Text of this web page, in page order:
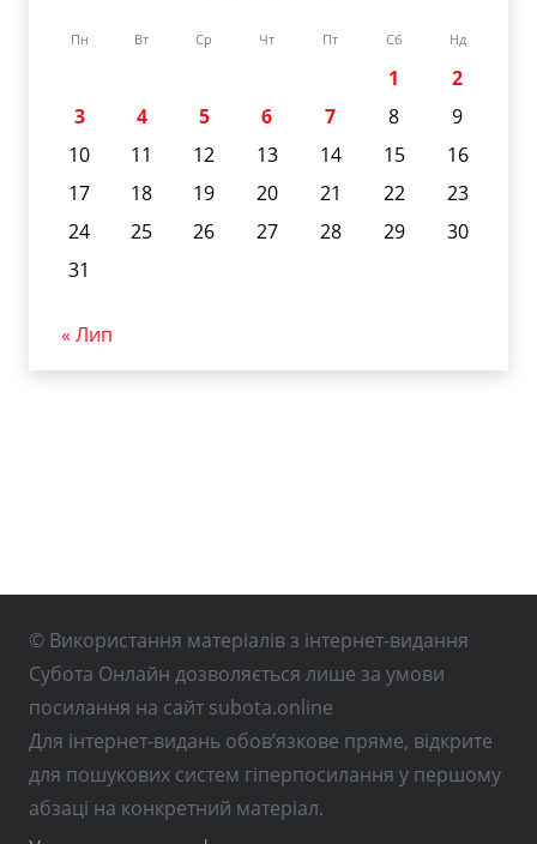
Пн Вт Ср Чт Пт Сб Нд
1
2
3
4 5 6 7 8
9
10
11 12 13 14 15
16
17
18 19 20 21 22
23
24
25 26 27 28 29
30
31
« Лип
© Використання матеріалів з інтернет-видання
Субота Онлайн дозволяється лише за умови
посилання на сайт subota.online
Для інтернет-видань обов’язкове пряме, відкрите
для пошукових систем гіперпосилання у першому
абзаці на конкретний матеріал.